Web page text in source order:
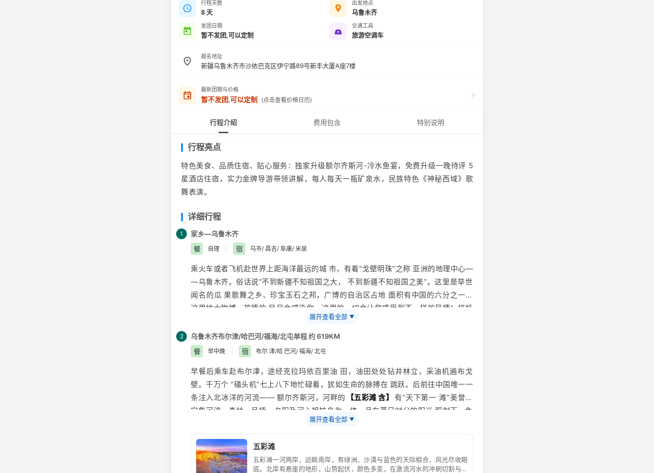
行程天数
8 天
出发地点
乌鲁木齐
发团日期
暂不发团,可以定制
交通工具
旅游空调车
报名地址
新疆乌鲁木齐市沙依巴克区伊宁路89号新丰大厦A座7楼
最新团期与价格
暂不发团,可以定制 (点击查看价格日历)
>
行程介绍 费用包含 特别说明
行程亮点
特色美食、品质住宿、贴心服务：独家升级额尔齐斯河-冷水鱼宴，免费升级一晚待评 5
星酒店住宿，实力金牌导游带领讲解，每人每天一瓶矿泉水，民族特色《神秘西域》歌
舞表演。
详细行程
1
家乡—乌鲁木齐
餐
自理 宿 乌市/ 昌吉/ 阜康/ 米泉
乘火车或者飞机赴世界上距海洋最远的城 市，有着“戈壁明珠”之称 亚洲的地理中心—
—乌鲁木齐。俗话说“不到新疆不知祖国之大， 不到新疆不知祖国之美”。这里是举世
闻名的瓜 果歌舞之乡、珍宝玉石之邦，广博的自治区占地 面积有中国的六分之一。
这里地大物博，热情的 民风会感染你，这里的一切会让您感受到不一样的风情！接机
后入住酒店，休息放松 心情准备开始愉快的旅程! 温馨提示：请务必提供准确的联系
方式，并保持手机开机状况；以便当地旅行社
发前请携带有效身份证件原件（以备住宿及火车站验票所需）及旅行 社提供的出团通
知及游览行程；因不可抗力因素（如飞机、火车晚点）造成的参观景点时间压缩，旅
行 社不承担相应连带责任，敬请谅解。新疆春季气温略低但紫外线照射强烈，早晚温
差大，天气干燥，请 依自身情况及时添减衣物，做好防晒措施，多喝水，多吃水果。
注：由于疫情期间特殊防疫要求，请带好畅行码/健康码，佩戴防护口罩，做好个人防
疫消杀工作
展开查看全部 ▼
2 乌鲁木齐布尔津/哈巴河/福海/北屯单程 约 619KM
餐
早中晚 宿 布尔 津/哈 巴河/ 福海/ 北屯
早餐后乘车赴布尔津，途经克拉玛依百里油 田，油田处处钻井林立，采油机遍布戈
壁。千万个 “磕头机”七上八下地忙碌着，犹如生命的脉搏在 跳跃。后前往中国唯一一
条注入北冰洋的河流—— 额尔齐斯河，河畔的 【五彩滩 含】
有“天下第一 滩”美誉，
它集河流、森林、吊桥、夕阳及河心姐妹岛为一体。且在落日时分的阳光 照射下，色
最美的雅丹地貌”。晚上入住酒店。 温馨提示:此日车程时
间较长，如方便可自备充电宝及一些零食享用。紫外线照射强烈， 早晚温差大，天气
干燥，请依自身情况及时添减衣物，做好防晒措施，多喝水，多吃水果。
展开查看全部 ▼
五彩滩
五彩滩一河两岸，远眺南岸，有绿洲、沙漠与蓝色的天际相合，风光尽收眼
底。北岸有悬崖的地形，山势起伏，颜色多变，在激流河水的冲刷切割与狂